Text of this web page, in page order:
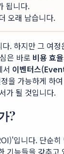
됩니다.
오래 남습니다.
. 하지만 그 여정
은 바로 비용 효율
이벤터스
을 가능하게 하
가 될 것입니다.
?
입니다. 단순
기능들을 갖추